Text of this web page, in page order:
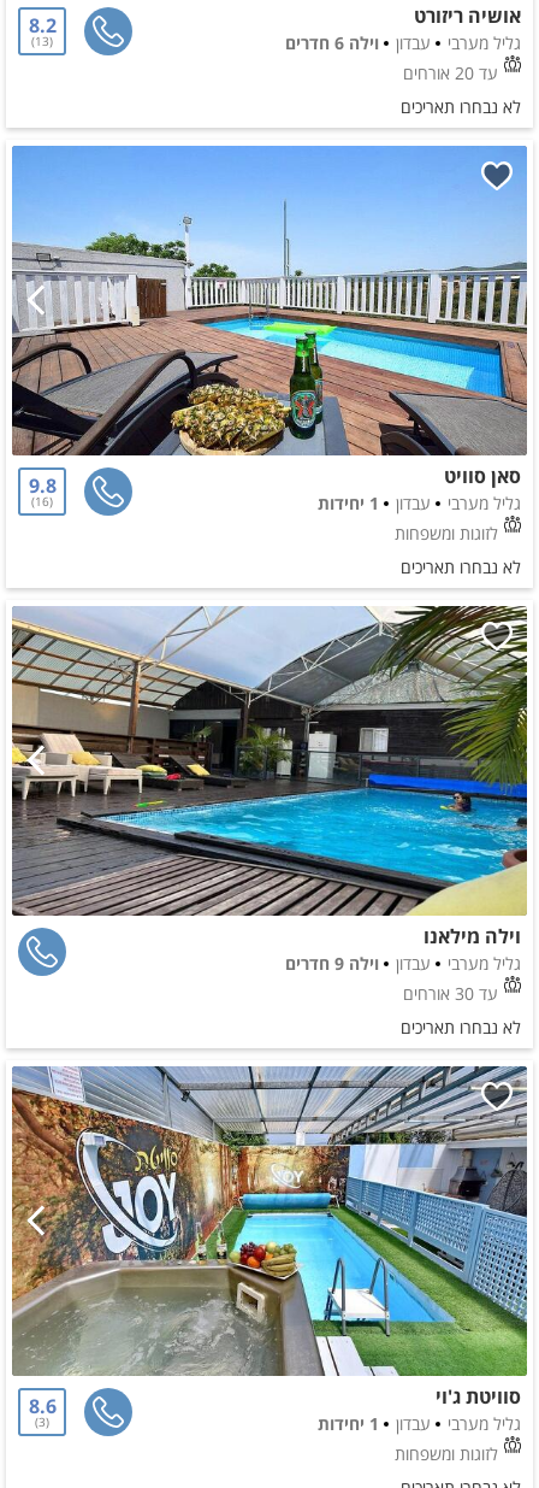
אושיה ריזורט
גליל מערבי עבדון
וילה 6 חדרים
עד 20 אורחים
8.2
13
לא נבחרו תאריכים
סאן סוויט
גליל מערבי עבדון
1 יחידות
לזוגות ומשפחות
9.8
16
לא נבחרו תאריכים
וילה מילאנו
גליל מערבי עבדון
וילה 9 חדרים
עד 30 אורחים
לא נבחרו תאריכים
סוויטת ג'וי
גליל מערבי עבדון
1 יחידות
לזוגות ומשפחות
8.6
3